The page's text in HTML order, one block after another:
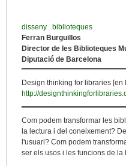
disseny
biblioteques
Ferran Burguillos
Director de les Biblioteques
Diputació de Barcelona
Design thinking for libraries
http://
Com podem transformar les
la lectura i del coneixement?
l'usuari? Com podem
ser els usos i les funcions de la